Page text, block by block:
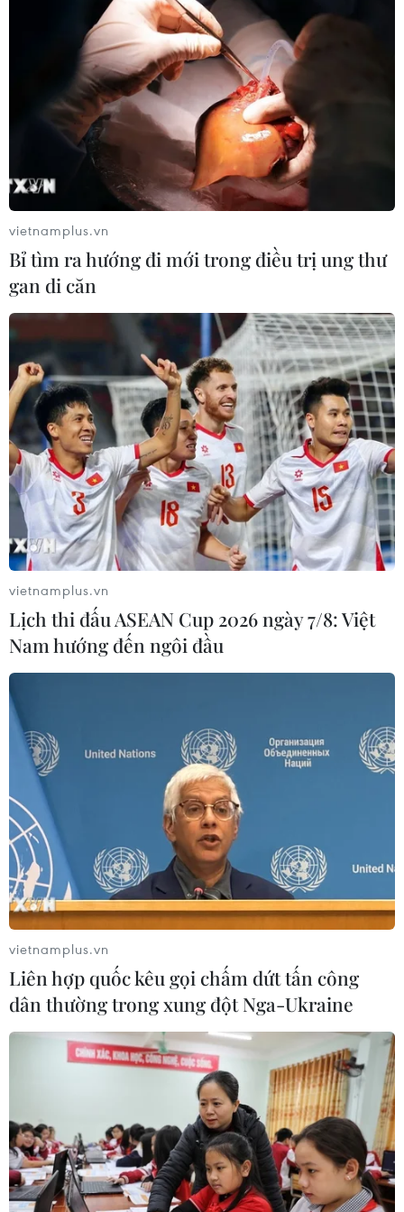
vietnamplus.vn
Bỉ tìm ra hướng đi mới trong điều trị ung thư
gan di căn
vietnamplus.vn
Lịch thi đấu ASEAN Cup 2026 ngày 7/8: Việt
Nam hướng đến ngôi đầu
vietnamplus.vn
Liên hợp quốc kêu gọi chấm dứt tấn công
dân thường trong xung đột Nga-Ukraine